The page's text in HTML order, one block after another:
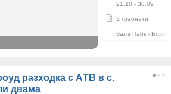
21.10 - 30.09
5 грабнати
Зала Парк -
разходкa с АTВ в с.
двама